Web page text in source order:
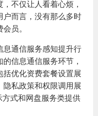
不仅让人看着心烦，
而言，没有那么多时
员。
通信服务感知提升行
信息通信服务环节，
优化资费套餐设置展
私政策和权限调用展
式和网盘服务类提供